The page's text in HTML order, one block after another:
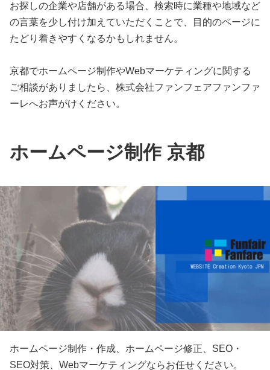
お探しの企業や店舗がある場合、検索時に業種や地域など
の言葉を少し付け加えていただくことで、目的のページに
たどり着きやすくなるかもしれません。
京都でホームページ制作やWebマーケティングに関する
ご相談がありましたら、株式会社ファンフェアファンファ
ーレへお声がけください。
ホームページ制作 京都
ホームページ制作・作成、ホームページ修正、SEO・
SEO対策、Webマーケティングならお任せください。